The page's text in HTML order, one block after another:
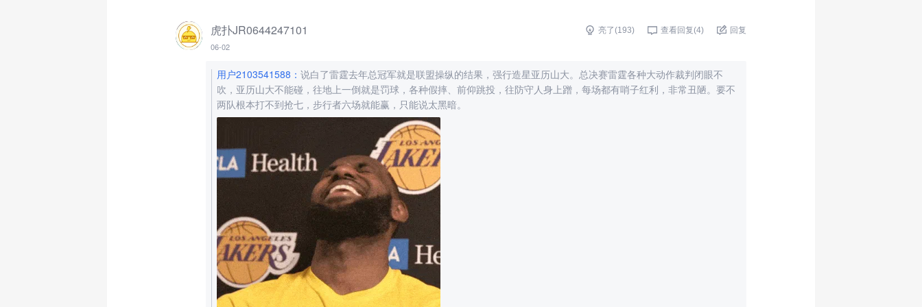
虎扑JR0644247101
06-02
亮了(193) 查看回复(4) 回复
用户2103541588 ： 说白了雷霆去年总冠军就是联盟操纵的结果，强行造星亚历山大。总决赛雷霆各种大动作裁判闭眼不
吹，亚历山大不能碰，往地上一倒就是罚球，各种假摔、前仰跳投，往防守人身上蹭，每场都有哨子红利，非常丑陋。要不
两队根本打不到抢七，步行者六场就能赢，只能说太黑暗。